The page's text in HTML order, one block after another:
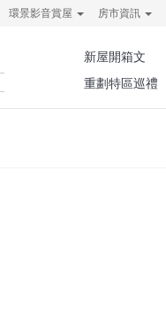
環景影音賞屋 房市資訊
新屋開箱文
重劃特區巡禮